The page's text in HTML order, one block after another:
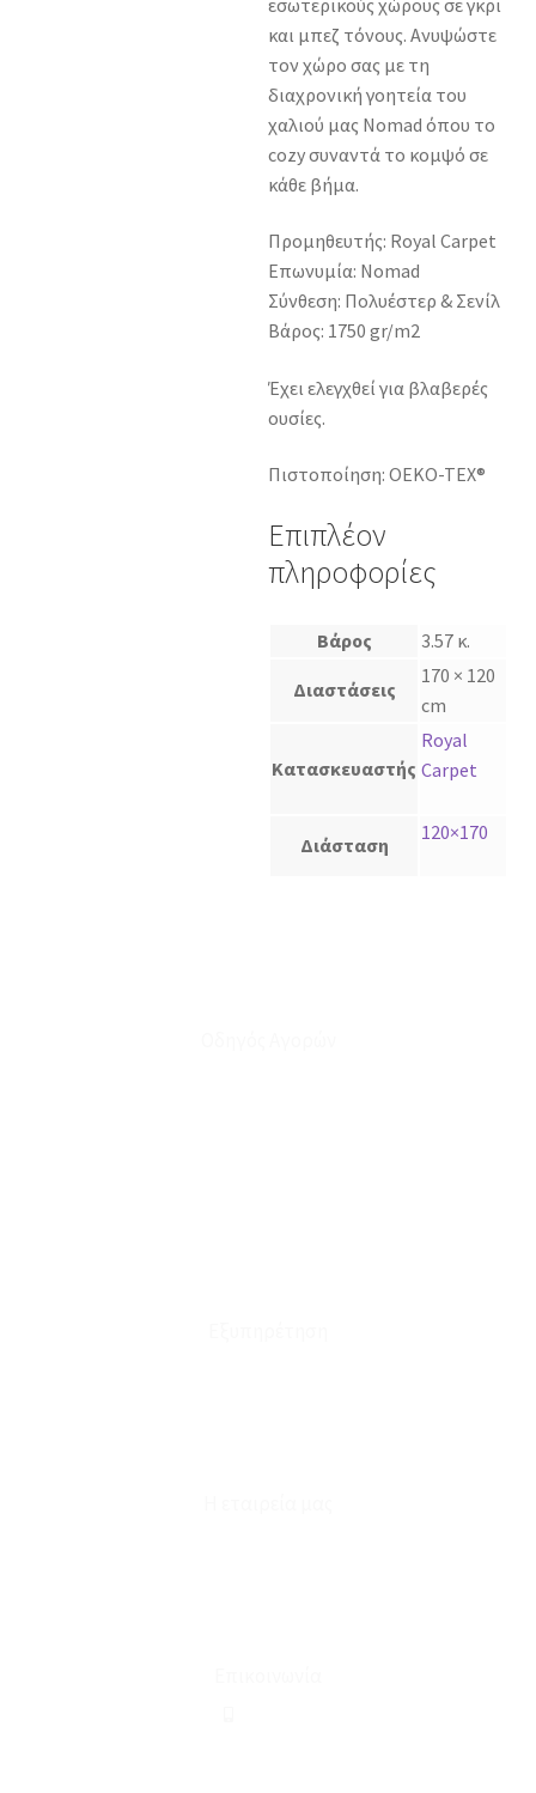
και μπεζ τόνους. Ανυψώστε
τον χώρο σας με τη
διαχρονική γοητεία του
χαλιού μας Nomad όπου το
cozy συναντά το κομψό σε
κάθε βήμα.
Προμηθευτής: Royal Carpet
Επωνυμία: Nomad
Σύνθεση: Πολυέστερ & Σενίλ
Βάρος: 1750 gr/m2
Έχει ελεγχθεί για βλαβερές
ουσίες.
Πιστοποίηση: OEKO-TEX®
Επιπλέον
πληροφορίες
Βάρος 3.57 κ.
Διαστάσεις
170 × 120
cm
Κατασκευαστής
Royal
Carpet
Διάσταση
120×170